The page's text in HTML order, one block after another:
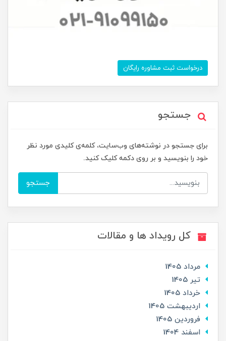
درخواست ثبت مشاوره رایگان
جستجو
برای جستجو در نوشته‌های وب‌سایت، کلمه‌ی کلیدی مورد نظر
خود را بنویسید و بر روی دکمه کلیک کنید.
جستجو
کل رویداد ها و مقالات
مرداد 1405
تير 1405
خرداد 1405
ارديبهشت 1405
فروردین 1405
اسفند 1404